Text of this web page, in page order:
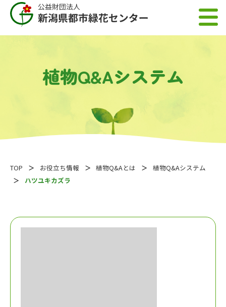
植物Q&Aシステム
TOP お役立ち情報 植物Q&Aとは
植物Q&Aシステム
ハツユキカズラ